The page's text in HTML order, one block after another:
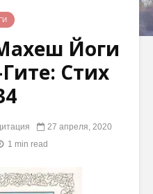
Йоги
Стих
27 апреля, 2020
1 min read